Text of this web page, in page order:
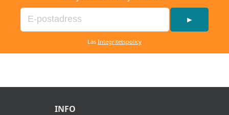
►
Läs Integritetspolicy
INFO